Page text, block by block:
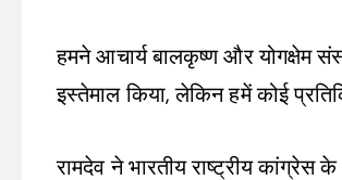
हमने आचार्य बालकृष्ण और योगक्षेम
इस्तेमाल किया, लेकिन हमें कोई
रामदेव ने भारतीय राष्ट्रीय कांग्रेस